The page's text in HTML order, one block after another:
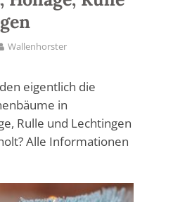
Wallenhorster
eigentlich die
in
Rulle und Lechtingen
Alle Informationen